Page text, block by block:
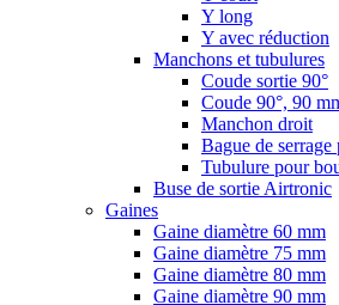
Y long
Y avec réduction
Manchons et tubulures
Coude sortie 90°
Coude 90°, 90
Manchon droit
Bague de
Tubulure pour
Buse de sortie Airtronic
Gaines
Gaine diamètre 60 mm
Gaine diamètre 75 mm
Gaine diamètre 80 mm
Gaine diamètre 90 mm